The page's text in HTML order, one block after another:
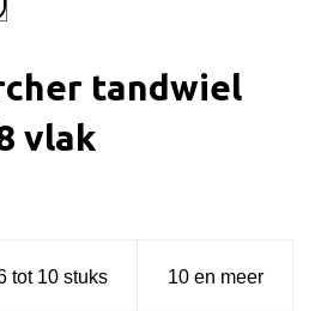
tandwiel
vlak
tot 10 stuks 10 en meer